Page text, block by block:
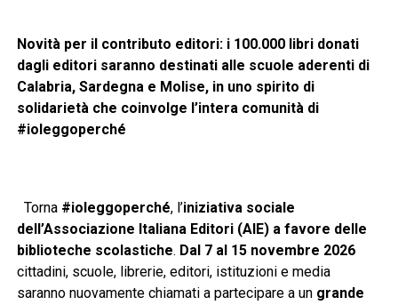
Novità per il contributo editori: i 100.000 libri donati
dagli editori saranno destinati alle scuole aderenti di
Calabria, Sardegna e Molise, in uno spirito di
solidarietà che coinvolge l’intera comunità di
#ioleggoperché
Torna#ioleggoperché, l’iniziativa sociale
dell’Associazione Italiana Editori (AIE) a favore delle
biblioteche scolastiche. Dal 7 al 15 novembre 2026
cittadini, scuole, librerie, editori, istituzioni e media
saranno nuovamente chiamati a partecipare a un grande